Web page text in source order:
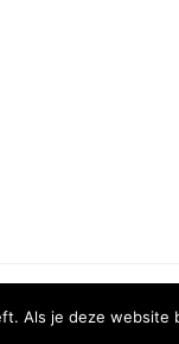
Als je deze